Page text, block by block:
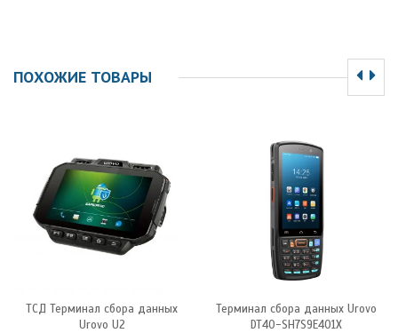
ПОХОЖИЕ ТОВАРЫ
ТСД Терминал сбора данных
Urovo U2
Терминал сбора данных Urovo
DT40-SH7S9E401X